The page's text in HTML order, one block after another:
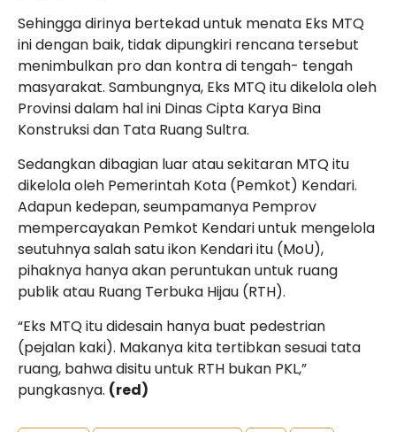
Sehingga dirinya bertekad untuk menata Eks MTQ
ini dengan baik, tidak dipungkiri rencana tersebut
menimbulkan pro dan kontra di tengah- tengah
masyarakat. Sambungnya, Eks MTQ itu dikelola oleh
Provinsi dalam hal ini Dinas Cipta Karya Bina
Konstruksi dan Tata Ruang Sultra.
Sedangkan dibagian luar atau sekitaran MTQ itu
dikelola oleh Pemerintah Kota (Pemkot) Kendari.
Adapun kedepan, seumpamanya Pemprov
mempercayakan Pemkot Kendari untuk mengelola
seutuhnya salah satu ikon Kendari itu (MoU),
pihaknya hanya akan peruntukan untuk ruang
publik atau Ruang Terbuka Hijau (RTH).
“Eks MTQ itu didesain hanya buat pedestrian
(pejalan kaki). Makanya kita tertibkan sesuai tata
ruang, bahwa disitu untuk RTH bukan PKL,”
pungkasnya. (red)